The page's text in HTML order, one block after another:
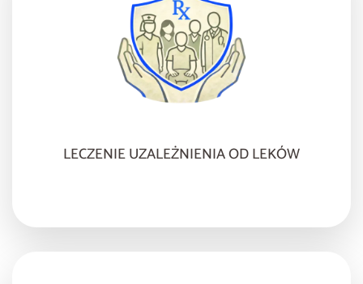
LECZENIE UZALEŻNIENIA OD LEKÓW